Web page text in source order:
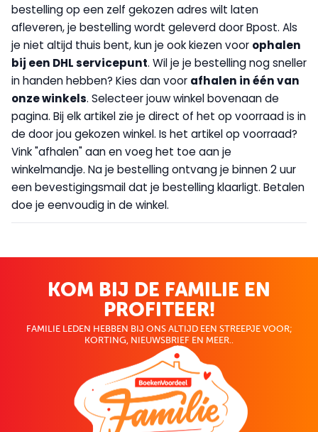
bestelling op een zelf gekozen adres wilt laten
afleveren, je bestelling wordt geleverd door Bpost. Als
je niet altijd thuis bent, kun je ook kiezen voor ophalen
bij een DHL servicepunt. Wil je je bestelling nog sneller
in handen hebben? Kies dan voor afhalen in één van
onze winkels. Selecteer jouw winkel bovenaan de
pagina. Bij elk artikel zie je direct of het op voorraad is in
de door jou gekozen winkel. Is het artikel op voorraad?
Vink "afhalen" aan en voeg het toe aan je
winkelmandje. Na je bestelling ontvang je binnen 2 uur
een bevestigingsmail dat je bestelling klaarligt. Betalen
doe je eenvoudig in de winkel.
KOM BIJ DE FAMILIE EN
PROFITEER!
FAMILIE LEDEN HEBBEN BIJ ONS ALTIJD EEN STREEPJE VOOR;
KORTING, NIEUWSBRIEF EN MEER..